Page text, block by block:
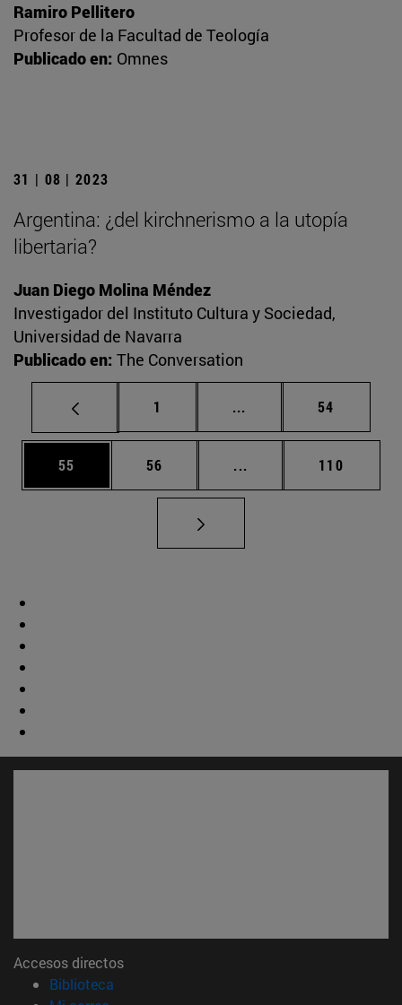
Ramiro Pellitero
Profesor de la Facultad de Teología
Publicado en: Omnes
31 | 08 | 2023
Argentina: ¿del kirchnerismo a la utopía
libertaria?
Juan Diego Molina Méndez
Investigador del Instituto Cultura y Sociedad,
Universidad de Navarra
Publicado en: The Conversation
Página
1 ... Páginas intermedias
Página
54
Página
55 Página
56 ... Páginas intermedias
Página
110
Accesos directos
Biblioteca